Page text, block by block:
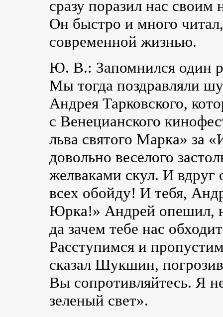
сразу поразил нас
Он быстро и много
современной жизнью.
Ю. В.: Запомнился один
Мы тогда поздравляли
Андрея Тарковского,
с Венецианского
льва святого Марка» за
довольно веселого
желваками скул. И вдруг
всех обойду! И тебя,
Юрка!» Андрей опешил,
да зачем тебе нас
Расступимся и
сказал Шукшин,
Вы сопротивляйтесь. Я
зеленый свет».